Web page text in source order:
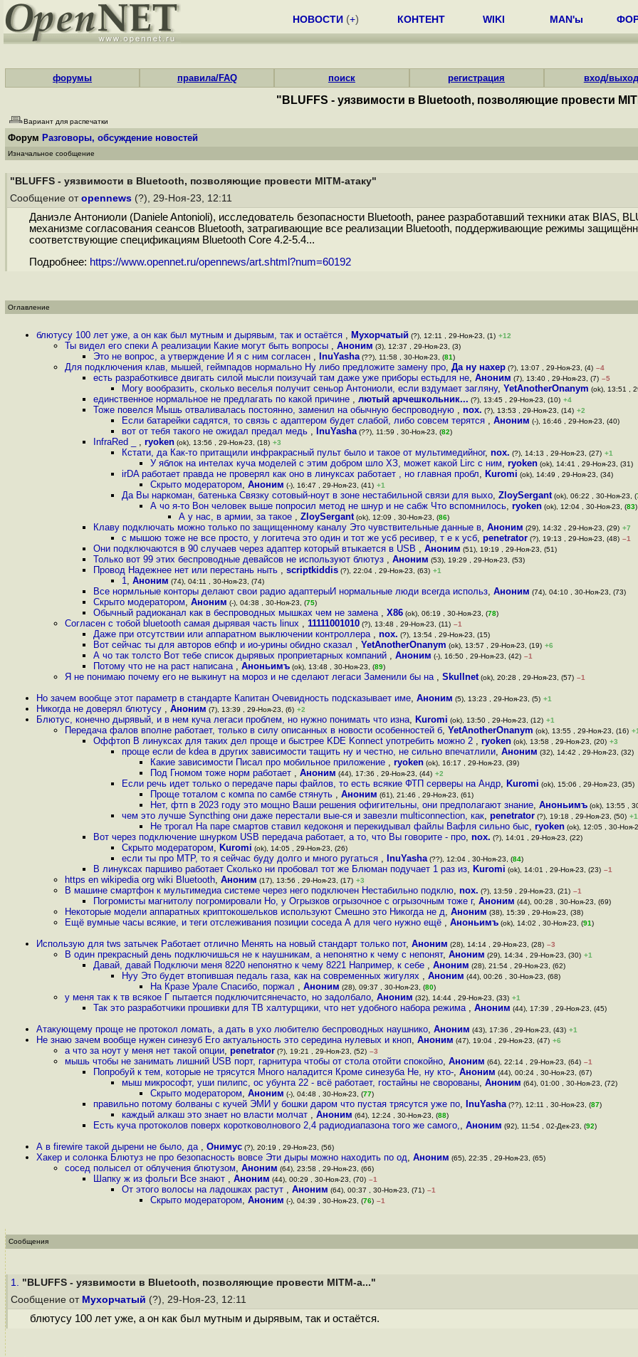
НОВОСТИ (+) КОНТЕНТ WIKI MAN'ы
форумы правила/FAQ поиск регистрация вход/выход
"BLUFFS - уязвимости в Bluetooth, позволяющие провести
Вариант для распечатки
Форум Разговоры, обсуждение новостей
Изначальное сообщение
"BLUFFS - уязвимости в Bluetooth, позволяющие провести MITM-атаку"
Сообщение от opennews (?), 29-Ноя-23, 12:11
Даниэле Антониоли (Daniele Antonioli), исследователь безопасности Bluetooth, ранее разработавший техники атак BIAS,
механизме согласования сеансов Bluetooth, затрагивающие все реализации Bluetooth, поддерживающие режимы
соответствующие спецификациям Bluetooth Core 4.2-5.4...
Подробнее: https://www.opennet.ru/opennews/art.shtml?num=60192
Оглавление
блютусу 100 лет уже, а он как был мутным и дырявым, так и остаётся , Мухорчатый (?), 12:11 , 29-Ноя-23, (1) +12
Ты видел его спеки А реализации Какие могут быть вопросы , Аноним (3), 12:37 , 29-Ноя-23, (3)
Это не вопрос, а утверждение И я с ним согласен , InuYasha (??), 11:58 , 30-Ноя-23, (81)
Для подключения клав, мышей, геймпадов нормально Ну либо предложите замену про, Да ну нахер (?), 13:07 , 29-Ноя-23, (4) –4
есть разработкивсе двигать силой мысли поизучай там даже уже приборы естьдля не, Аноним (7), 13:40 , 29-Ноя-23, (7) –5
Могу вообразить, сколько веселья получит сеньор Антониоли, если вздумает загляну, YetAnotherOnanym (ok), 13:51 ,
единственное нормальное не предлагать по какой причине , лютый арчешкольник... (?), 13:45 , 29-Ноя-23, (10) +4
Тоже повелся Мышь отваливалась постоянно, заменил на обычную беспроводную , nox. (?), 13:53 , 29-Ноя-23, (14) +2
Если батарейки садятся, то связь с адаптером будет слабой, либо совсем терятся , Аноним (-), 16:46 , 29-Ноя-23, (40)
вот от тебя такого не ожидал предал медь , InuYasha (??), 11:59 , 30-Ноя-23, (82)
InfraRed _ , ryoken (ok), 13:56 , 29-Ноя-23, (18) +3
Кстати, да Как-то притащили инфракрасный пульт было и такое от мультимедийног, nox. (?), 14:13 , 29-Ноя-23, (27) +1
У яблок на интелах куча моделей с этим добром шло ХЗ, может какой Lirc с ним, ryoken (ok), 14:41 , 29-Ноя-23, (31)
irDA работает правда не проверял как оно в линуксах работает , но главная пробл, Kuromi (ok), 14:49 , 29-Ноя-23, (34)
Скрыто модератором, Аноним (-), 16:47 , 29-Ноя-23, (41) +1
Да Вы наркоман, батенька Связку сотовый-ноут в зоне нестабильной связи для выхо, ZloySergant (ok), 06:22 , 30-Ноя-23, (
А чо я-то Вон человек выше попросил метод не шнур и не сабж Что вспомнилось, ryoken (ok), 12:04 , 30-Ноя-23, (83)
А у нас, в армии, за такое , ZloySergant (ok), 12:09 , 30-Ноя-23, (86)
Клаву подключать можно только по защищенному каналу Это чувствительные данные в, Аноним (29), 14:32 , 29-Ноя-23, (29) +7
с мышою тоже не все просто, у логитеча это один и тот же усб ресивер, т е к усб, penetrator (?), 19:13 , 29-Ноя-23, (48) –1
Они подключаются в 90 случаев через адаптер который втыкается в USB , Аноним (51), 19:19 , 29-Ноя-23, (51)
Только вот 99 этих беспроводные девайсов не используют блютуз , Аноним (53), 19:29 , 29-Ноя-23, (53)
Провод Надежнее нет или перестань ныть , scriptkiddis (?), 22:04 , 29-Ноя-23, (63) +1
1, Аноним (74), 04:11 , 30-Ноя-23, (74)
Все нормльные конторы делают свои радио адаптерыИ нормальные люди всегда использ, Аноним (74), 04:10 , 30-Ноя-23, (73)
Скрыто модератором, Аноним (-), 04:38 , 30-Ноя-23, (75)
Обычный радиоканал как в беспроводных мышках чем не замена , X86 (ok), 06:19 , 30-Ноя-23, (78)
Согласен с тобой bluetooth самая дырявая часть linux , 11111001010 (?), 13:48 , 29-Ноя-23, (11) –1
Даже при отсутствии или аппаратном выключении контроллера , nox. (?), 13:54 , 29-Ноя-23, (15)
Вот сейчас ты для авторов ебпф и ио-урины обидно сказал , YetAnotherOnanym (ok), 13:57 , 29-Ноя-23, (19) +6
А чо так толсто Вот тебе список дырявых проприетарных компаний , Аноним (-), 16:50 , 29-Ноя-23, (42) –1
Потому что не на раст написана , Аноньимъ (ok), 13:48 , 30-Ноя-23, (89)
Я не понимаю почему его не выкинут на мороз и не сделают легаси Заменили бы на , Skullnet (ok), 20:28 , 29-Ноя-23, (57) –1
Но зачем вообще этот параметр в стандарте Капитан Очевидность подсказывает име, Аноним (5), 13:23 , 29-Ноя-23, (5) +1
Никогда не доверял блютусу , Аноним (7), 13:39 , 29-Ноя-23, (6) +2
Блютус, конечно дырявый, и в нем куча легаси проблем, но нужно понимать что изна, Kuromi (ok), 13:50 , 29-Ноя-23, (12) +1
Передача фалов вполне работает, только в силу описанных в новости особенностей б, YetAnotherOnanym (ok), 13:55 , 29-Ноя-23, (16) +1
Оффтоп В линуксах для таких дел проще и быстрее KDE Konnect употребить можно 2 , ryoken (ok), 13:58 , 29-Ноя-23, (20) +3
проще если de kdeа в других зависимости тащить ну и честно, не сильно впечатлили, Аноним (32), 14:42 , 29-Ноя-23, (32)
Какие зависимости Писал про мобильное приложение , ryoken (ok), 16:17 , 29-Ноя-23, (39)
Под Гномом тоже норм работает , Аноним (44), 17:36 , 29-Ноя-23, (44) +2
Если речь идет только о передаче пары файлов, то есть всякие ФТП серверы на Андр, Kuromi (ok), 15:06 , 29-Ноя-23, (35)
Проще тоталом с компа по самбе стянуть , Аноним (61), 21:46 , 29-Ноя-23, (61)
Нет, фтп в 2023 году это мощно Ваши решения офигительны, они предполагают знание, Аноньимъ (ok), 13:55 ,
чем это лучше Syncthing они даже перестали вые-ся и завезли multiconnection, как, penetrator (?), 19:18 , 29-Ноя-23, (50) +1
Не трогал На паре смартов ставил кедоконя и перекидывал файлы Вафля сильно быс, ryoken (ok), 12:05 , 30-Ноя-
Вот через подключение шнурком USB передача работает, а то, что Вы говорите - про, nox. (?), 14:01 , 29-Ноя-23, (22)
Скрыто модератором, Kuromi (ok), 14:05 , 29-Ноя-23, (26)
если ты про MTP, то я сейчас буду долго и много ругаться , InuYasha (??), 12:04 , 30-Ноя-23, (84)
В линуксах паршиво работает Сколько ни пробовал тот же Блюман подучает 1 раз из, Kuromi (ok), 14:01 , 29-Ноя-23, (23) –1
https en wikipedia org wiki Bluetooth, Аноним (17), 13:56 , 29-Ноя-23, (17) +3
В машине смартфон к мультимедиа системе через него подключен Нестабильно подклю, nox. (?), 13:59 , 29-Ноя-23, (21) –1
Погромисты магнитолу погромировали Но, у Огрызков огрызочное с огрызочным тоже г, Аноним (44), 00:28 , 30-Ноя-23, (69)
Некоторые модели аппаратных криптокошельков используют Смешно это Никогда не д, Аноним (38), 15:39 , 29-Ноя-23, (38)
Ещё вумные часы всякие, и теги отслеживания позиции соседа А для чего нужно ещё , Аноньимъ (ok), 14:02 , 30-Ноя-23, (91)
Использую для tws затычек Работает отлично Менять на новый стандарт только пот, Аноним (28), 14:14 , 29-Ноя-23, (28) –3
В один прекрасный день подключишься не к наушникам, а непонятно к чему с непонят, Аноним (29), 14:34 , 29-Ноя-23, (30) +1
Давай, давай Подключи меня 8220 непонятно к чему 8221 Например, к себе , Аноним (28), 21:54 , 29-Ноя-23, (62)
Нуу Это будет втопившая педаль газа, как на современных жигулях , Аноним (44), 00:26 , 30-Ноя-23, (68)
На Кразе Урале Спасибо, поржал , Аноним (28), 09:37 , 30-Ноя-23, (80)
у меня так к тв всякое Г пытается подключитсянечасто, но задолбало, Аноним (32), 14:44 , 29-Ноя-23, (33) +1
Так это разработчики прошивки для ТВ халтурщики, что нет удобного набора режима , Аноним (44), 17:39 , 29-Ноя-23, (45)
Атакующему проще не протокол ломать, а дать в ухо любителю беспроводных наушнико, Аноним (43), 17:36 , 29-Ноя-23, (43) +1
Не знаю зачем вообще нужен синезуб Его актуальность это середина нулевых и кноп, Аноним (47), 19:04 , 29-Ноя-23, (47) +6
а что за ноут у меня нет такой опции, penetrator (?), 19:21 , 29-Ноя-23, (52) –3
мышь чтобы не занимать лишний USB порт, гарнитура чтобы от стола отойти спокойно, Аноним (64), 22:14 , 29-Ноя-23, (64) –1
Попробуй к тем, которые не трясутся Много наладится Кроме синезуба Не, ну кто-, Аноним (44), 00:24 , 30-Ноя-23, (67)
мыш микрософт, уши пилипс, ос убунта 22 - всё работает, гостайны не сворованы, Аноним (64), 01:00 , 30-Ноя-23, (72)
Скрыто модератором, Аноним (-), 04:48 , 30-Ноя-23, (77)
правильно потому болваны с кучей ЭМИ у бошки даром что пустая трясутся уже по, InuYasha (??), 12:11 , 30-Ноя-23, (87)
каждый алкаш это знает но власти молчат , Аноним (64), 12:24 , 30-Ноя-23, (88)
Есть куча протоколов поверх коротковолнового 2,4 радиодиапазона того же самого,, Аноним (92), 11:54 , 02-Дек-23, (92)
А в firewire такой дырени не было, да , Онимус (?), 20:19 , 29-Ноя-23, (56)
Хакер и солонка Блютуз не про безопасность вовсе Эти дыры можно находить по од, Аноним (65), 22:35 , 29-Ноя-23, (65)
сосед полысел от облучения блютузом, Аноним (64), 23:58 , 29-Ноя-23, (66)
Шапку ж из фольги Все знают , Аноним (44), 00:29 , 30-Ноя-23, (70) –1
От этого волосы на ладошках растут , Аноним (64), 00:37 , 30-Ноя-23, (71) –1
Скрыто модератором, Аноним (-), 04:39 , 30-Ноя-23, (76) –1
Сообщения
1. "BLUFFS - уязвимости в Bluetooth, позволяющие провести MITM-а..."
Сообщение от Мухорчатый (?), 29-Ноя-23, 12:11
блютусу 100 лет уже, а он как был мутным и дырявым, так и остаётся.